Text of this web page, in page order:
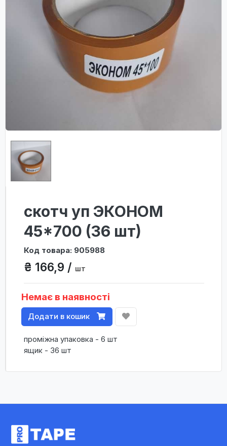
скотч уп ЭКОНОМ
45*700 (36 шт)
Код товара: 905988
₴ 166,9 / шт
Немає в наявності
Додати в кошик
проміжна упаковка - 6 шт
ящик - 36 шт